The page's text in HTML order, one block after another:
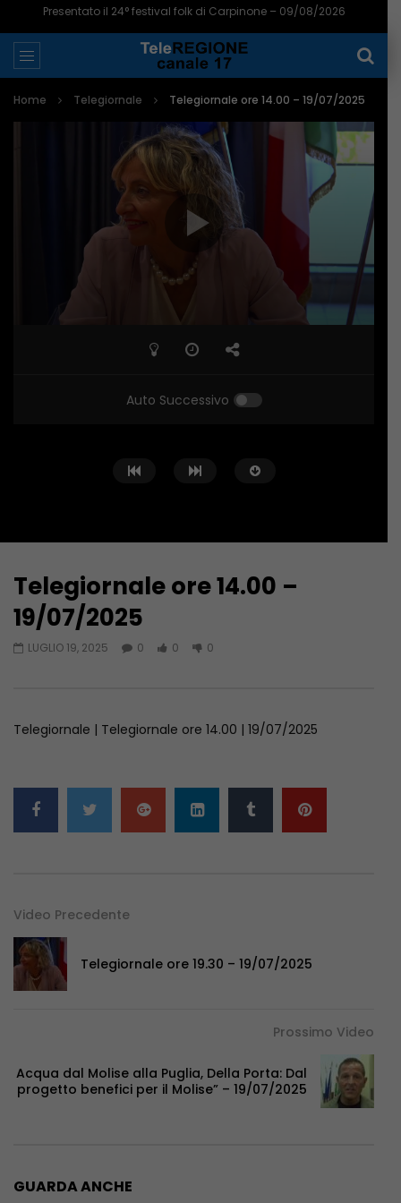
Presentato il 24° festival folk di Carpinone – 09/08/2026
Home Telegiornale Telegiornale ore 14.00 – 19/07/2025
Auto Successivo
28:12
Telegiornale Molise ore 14.00 –
09/08/2026
Telegiornale ore 14.00 –
19/07/2025
LUGLIO 19, 2025 0 0 0
Telegiornale | Telegiornale ore 14.00 | 19/07/2025
Video Precedente
Telegiornale ore 19.30 – 19/07/2025
Prossimo Video
Acqua dal Molise alla Puglia, Della Porta: Dal
progetto benefici per il Molise” – 19/07/2025
GUARDA ANCHE